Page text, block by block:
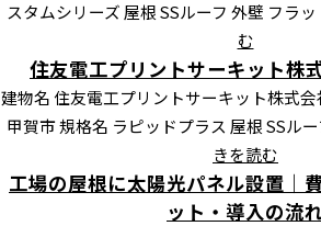
スタムシリーズ 屋根 SSルーフ 外壁 フラ
む
住友電工プリントサーキット株
建物名 住友電工プリントサーキット株式
甲賀市 規格名 ラピッドプラス 屋根 SSル
きを読む
工場の屋根に太陽光パネル設置｜
ット・導入の流